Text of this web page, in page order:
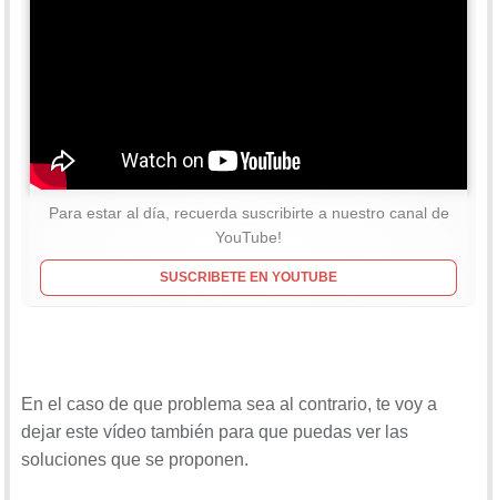
Para estar al día, recuerda suscribirte a nuestro canal de
YouTube!
SUSCRIBETE EN YOUTUBE
En el caso de que problema sea al contrario, te voy a
dejar este vídeo también para que puedas ver las
soluciones que se proponen.